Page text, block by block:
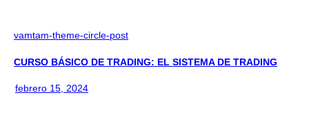
vamtam-theme-circle-post
CURSO BÁSICO DE TRADING: EL SISTEMA DE TRADING
febrero 15, 2024